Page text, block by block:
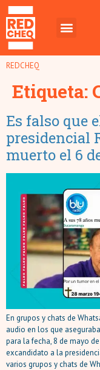
REDCHEQ
Etiqueta:
Es falso que
presidencial
muerto el 6
En grupos y chats de
audio en los que
para la fecha, 8 de mayo
excandidato a la
varios grupos y chats de